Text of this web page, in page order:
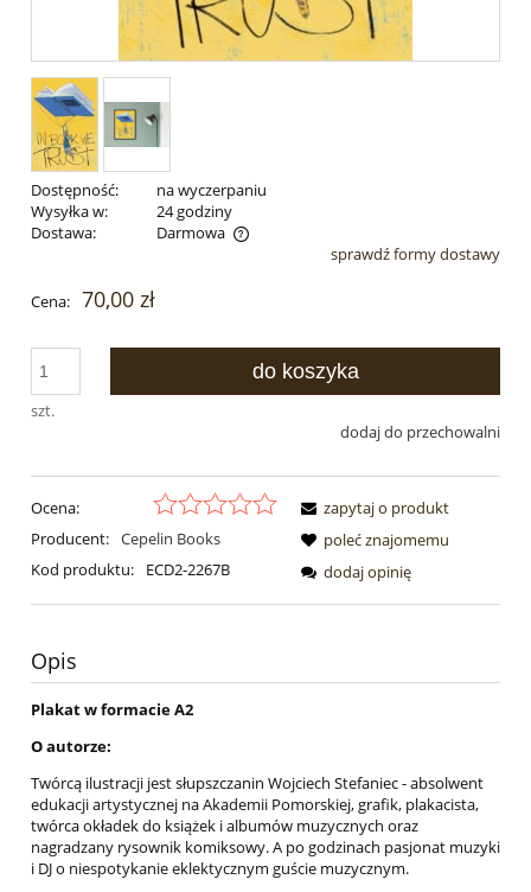
Dostępność:
na wyczerpaniu
Wysyłka w:
24 godziny
Dostawa:
Darmowa
Cena nie zawiera ewentualnych kosztów płatnościsprawdź formy dostawy
Cena: 70,00 zł
szt.
do koszyka
dodaj do przechowalni
Ocena:
Producent: Cepelin Books
Kod produktu:
ECD2-2267B
zapytaj o produkt
poleć znajomemu
dodaj opinię
Opis
Plakat w formacie A2
O autorze:
Twórcą ilustracji jest słupszczanin Wojciech Stefaniec - absolwent
edukacji artystycznej na Akademii Pomorskiej, grafik, plakacista,
twórca okładek do książek i albumów muzycznych oraz
nagradzany rysownik komiksowy. A po godzinach pasjonat muzyki
i DJ o niespotykanie eklektycznym guście muzycznym.